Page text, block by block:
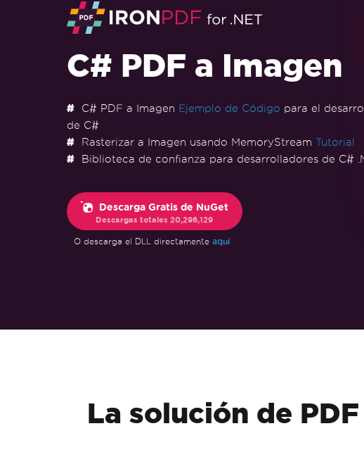
C# PDF a Imagen
C# PDF a Imagen Ejemplo de Código para el
de C#
Rasterizar a Imagen usando MemoryStream Tutorial
Biblioteca de confianza para desarrolladores de C#
Descarga Gratis de NuGet
Descargas totales 20,296,129
O descarga el DLL directamente aquí
La solución de